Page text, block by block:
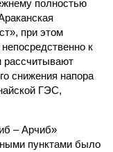
полностью
при этом
к
рассчитывают
снижения напора
ГЭС,
– Арчиб»
пунктами было